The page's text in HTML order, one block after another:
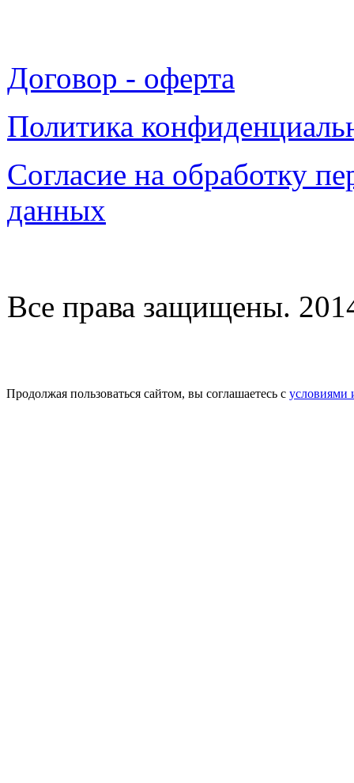
Договор - оферта
Политика
Согласие на обработку
данных
Все права защищены.
Продолжая пользоваться сайтом, вы соглашаетесь с условиями